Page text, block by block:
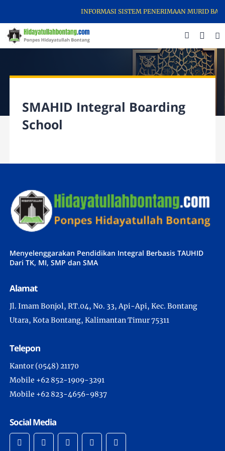
INFORMASI SISTEM PENERIMAAN MURID
SMAHID Integral Boarding
School
Menyelenggarakan Pendidikan Integral Berbasis TAUHID
Dari TK, MI, SMP dan SMA
Alamat
Jl. Imam Bonjol, RT.04, No. 33, Api-Api, Kec. Bontang
Utara, Kota Bontang, Kalimantan Timur 75311
Telepon
Kantor (0548) 21170
Mobile +62 852-1909-3291
Mobile +62 823-4656-9837
Social Media